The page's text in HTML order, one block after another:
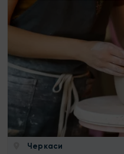
Черкаси